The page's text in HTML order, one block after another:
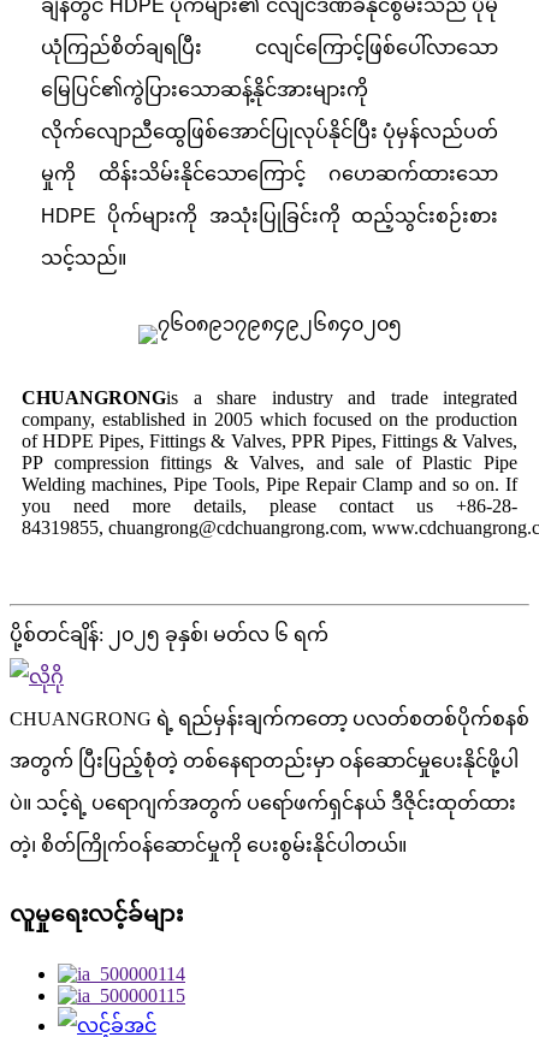
ချိန်တွင် HDPE ပိုက်များ၏ ငလျင်ဒဏ်ခံနိုင်စွမ်းသည် ပိုမို
ယုံကြည်စိတ်ချရပြီး ငလျင်ကြောင့်ဖြစ်ပေါ်လာသော
မြေပြင်၏ကွဲပြားသောဆန့်နိုင်အားများကို
လိုက်လျောညီထွေဖြစ်အောင်ပြုလုပ်နိုင်ပြီး ပုံမှန်လည်ပတ်
မှုကို ထိန်းသိမ်းနိုင်သောကြောင့် ဂဟေဆက်ထားသော
HDPE ပိုက်များကို အသုံးပြုခြင်းကို ထည့်သွင်းစဉ်းစား
သင့်သည်။
CHUANGRONGis a share industry and trade integrated
company, established in 2005 which focused on the production
of HDPE Pipes, Fittings & Valves, PPR Pipes, Fittings & Valves,
PP compression fittings & Valves, and sale of Plastic Pipe
Welding machines, Pipe Tools, Pipe Repair Clamp and so on. If
you need more details, please contact us +86-28-
84319855, chuangrong@cdchuangrong.com,
ပို့စ်တင်ချိန်: ၂၀၂၅ ခုနှစ်၊ မတ်လ ၆ ရက်
CHUANGRONG ရဲ့ ရည်မှန်းချက်ကတော့ ပလတ်စတစ်ပိုက်စနစ်
အတွက် ပြီးပြည့်စုံတဲ့ တစ်နေရာတည်းမှာ ဝန်ဆောင်မှုပေးနိုင်ဖို့ပါ
ပဲ။ သင့်ရဲ့ ပရောဂျက်အတွက် ပရော်ဖက်ရှင်နယ် ဒီဇိုင်းထုတ်ထား
တဲ့၊ စိတ်ကြိုက်ဝန်ဆောင်မှုကို ပေးစွမ်းနိုင်ပါတယ်။
လူမှုရေးလင့်ခ်များ